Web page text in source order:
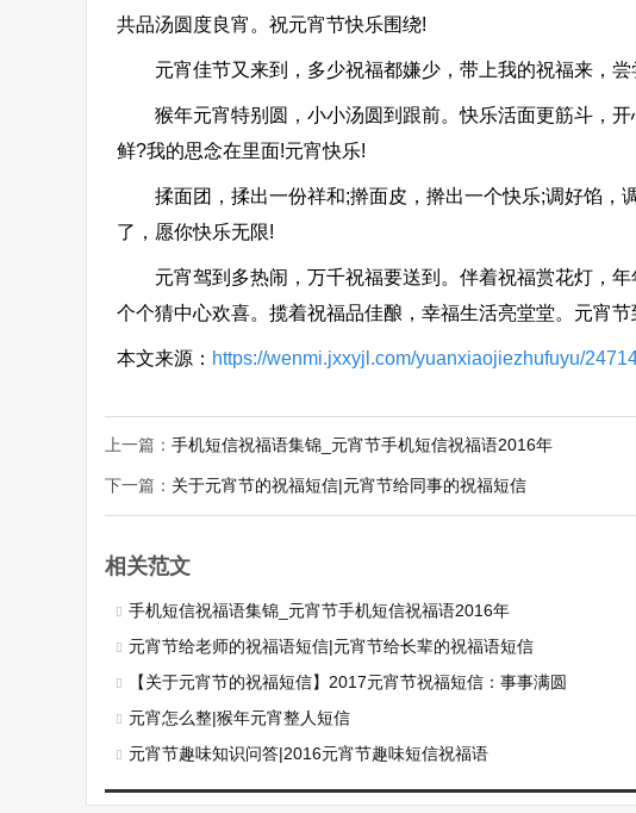
共品汤圆度良宵。祝元宵节快乐围绕!
元宵佳节又来到，多少祝福都嫌少，带上我的祝福来，尝
猴年元宵特别圆，小小汤圆到跟前。快乐活面更筋斗，开
鲜?我的思念在里面!元宵快乐!
揉面团，揉出一份祥和;擀面皮，擀出一个快乐;调好馅，
了，愿你快乐无限!
元宵驾到多热闹，万千祝福要送到。伴着祝福赏花灯，年
个个猜中心欢喜。揽着祝福品佳酿，幸福生活亮堂堂。元宵
本文来源： https://wenmi.jxxyjl.com/yuanxiaojiezhufuyu/
上一篇： 手机短信祝福语集锦_元宵节手机短信祝福语2016年
下一篇： 关于元宵节的祝福短信|元宵节给同事的祝福短信
相关范文
手机短信祝福语集锦_元宵节手机短信祝福语2016年
元宵节给老师的祝福语短信|元宵节给长辈的祝福语短信
【关于元宵节的祝福短信】2017元宵节祝福短信：事事满圆
元宵怎么整|猴年元宵整人短信
元宵节趣味知识问答|2016元宵节趣味短信祝福语